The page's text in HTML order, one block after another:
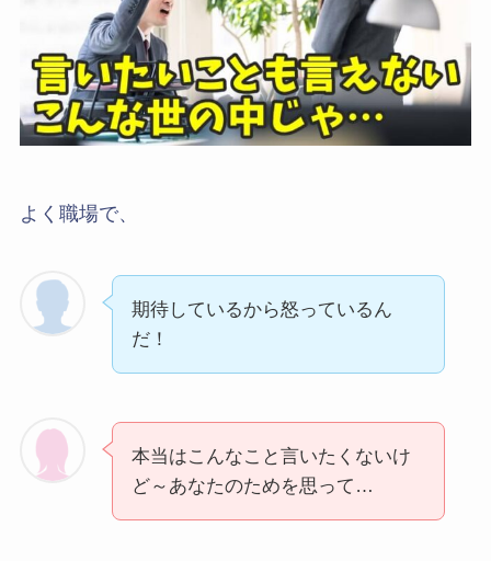
よく職場で、
期待しているから怒っているん
だ！
本当はこんなこと言いたくないけ
ど～あなたのためを思って…